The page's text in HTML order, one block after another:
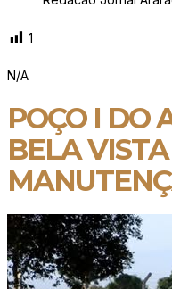
1
N/A
POÇO I DO
BELA